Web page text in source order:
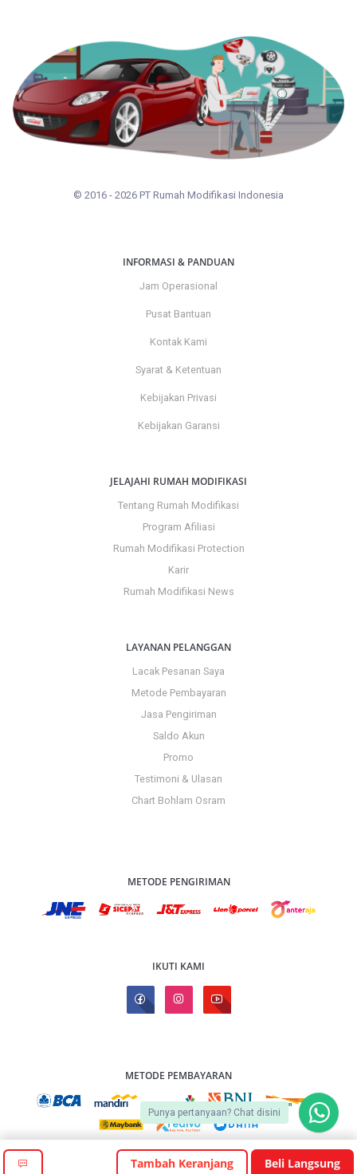
Tambah Keranjang Beli Langsung
© 2016 - 2026 PT Rumah Modifikasi Indonesia
INFORMASI & PANDUAN
Jam Operasional
Pusat Bantuan
Kontak Kami
Syarat & Ketentuan
Kebijakan Privasi
Kebijakan Garansi
JELAJAHI RUMAH MODIFIKASI
Tentang Rumah Modifikasi
Program Afiliasi
Rumah Modifikasi Protection
Karir
Rumah Modifikasi News
LAYANAN PELANGGAN
Lacak Pesanan Saya
Metode Pembayaran
Jasa Pengiriman
Saldo Akun
Promo
Testimoni & Ulasan
Chart Bohlam Osram
METODE PENGIRIMAN
IKUTI KAMI
METODE PEMBAYARAN
Punya pertanyaan? Chat disini